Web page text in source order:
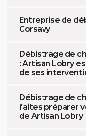
Entreprise de
Corsavy
Débistrage de
: Artisan Lobry
de ses
Débistrage de
faites préparer
de Artisan Lobry